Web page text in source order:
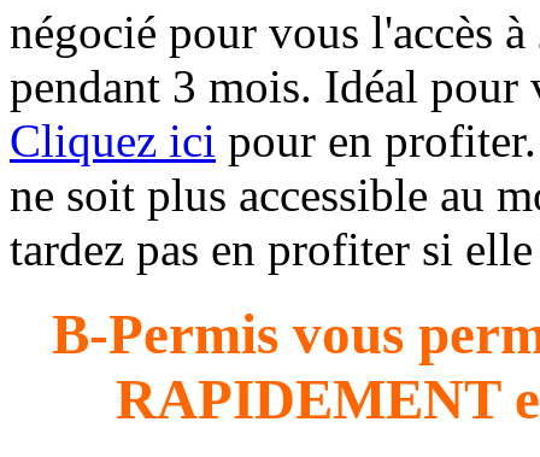
négocié pour vous l'accès à
pendant 3 mois. Idéal pour
Cliquez ici pour en
ne soit plus accessible au
tardez pas en profiter si
B-Permis vous
RAPIDEMENT